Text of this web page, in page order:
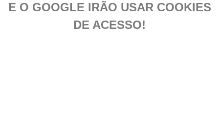
E O GOOGLE IRÃO USAR COOKIES
DE ACESSO!